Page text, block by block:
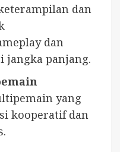
dan
dan
jangka panjang.
yang
kooperatif dan